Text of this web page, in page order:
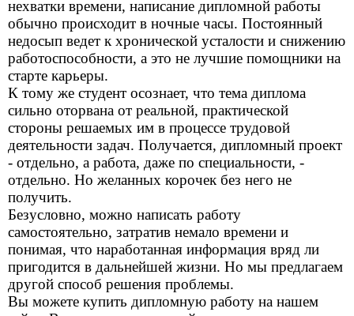
нехватки времени, написание дипломной работы
обычно происходит в ночные часы. Постоянный
недосып ведет к хронической усталости и снижению
работоспособности, а это не лучшие помощники на
старте карьеры.
К тому же студент осознает, что тема диплома
сильно оторвана от реальной, практической
стороны решаемых им в процессе трудовой
деятельности задач. Получается, дипломный проект
- отдельно, а работа, даже по специальности, -
отдельно. Но желанных корочек без него не
получить.
Безусловно, можно написать работу
самостоятельно, затратив немало времени и
понимая, что наработанная информация вряд ли
пригодится в дальнейшей жизни. Но мы предлагаем
другой способ решения проблемы.
Вы можете купить дипломную работу на нашем